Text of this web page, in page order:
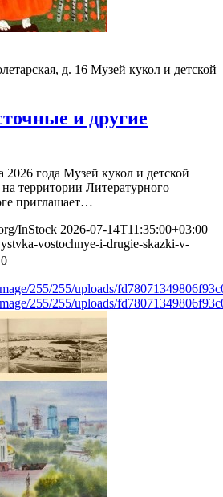
д. 16 Музей кукол и детской
и другие
года Музей кукол и детской
территории Литературного
приглашает…
InStock 2026-07-14T11:35:00+03:00
vostochnye-i-drugie-skazki-v-
0
255/255/uploads/
255/255/uploads/